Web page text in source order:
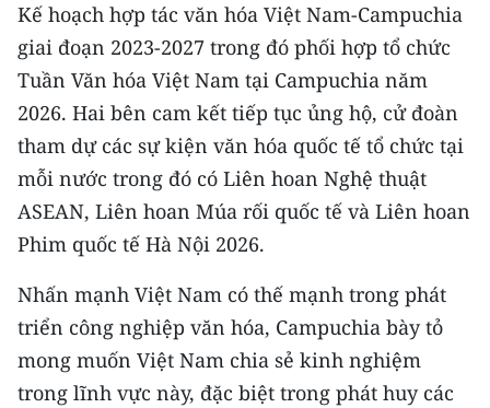
Media Môi trường
Ảnh
Infographic
TIN MỚI
TIN ĐỊA PHƯƠNG
Trung du và miền núi phía Bắc
Đồng bằng sông Hồng
Bắc Trung Bộ
Kế hoạch hợp tác văn hóa Việt Nam-Campuchia
giai đoạn 2023-2027 trong đó phối hợp tổ chức
Tuần Văn hóa Việt Nam tại Campuchia năm
2026. Hai bên cam kết tiếp tục ủng hộ, cử đoàn
tham dự các sự kiện văn hóa quốc tế tổ chức tại
mỗi nước trong đó có Liên hoan Nghệ thuật
ASEAN, Liên hoan Múa rối quốc tế và Liên hoan
Phim quốc tế Hà Nội 2026.
Nhấn mạnh Việt Nam có thế mạnh trong phát
triển công nghiệp văn hóa, Campuchia bày tỏ
mong muốn Việt Nam chia sẻ kinh nghiệm
trong lĩnh vực này, đặc biệt trong phát huy các